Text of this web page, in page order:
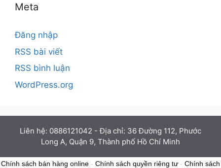
Meta
Đăng nhập
RSS bài viết
RSS bình luận
WordPress.org
Liên hệ: 0886121042 - Địa chỉ: 36 Đường 112, Phước
Long A, Quận 9, Thành phố Hồ Chí Minh
Chính sách bán hàng online - Chính sách quyền riêng tư - Chính sách